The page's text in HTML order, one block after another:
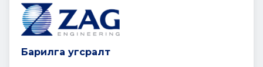
Барилга угсралт